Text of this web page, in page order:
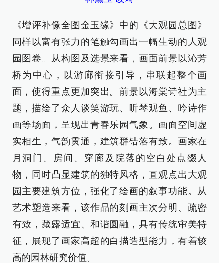
《增评补像全图金玉缘》中的《大观园总图》
同样以富有张力的笔触勾画出一幅生动的大观
园图卷。从构图及选景来看，画面前景以沁芳
桥为中心，以游廊衔接引导，串联起整个画
面，使得重点更加突出。前景以海棠诗社为主
题，描绘了众人谈笑游玩、听琴观鱼、吟诗作
画等场面，呈现出青春乐园气象。画面空间虚
实相生，气韵贯通，建筑群错落有致。画家在
月洞门、房间、穿廊及院落的空白处点缀人
物，同时凸显建筑的独特风格，直观点出大观
园主要建筑方位，强化了绘画的叙事功能。从
艺术塑造来看，该作品的刻画主次分明、疏密
有致，藏露适宜、和谐圆融，具有传统审美特
征，展现了画家高超的白描造型能力，有着较
高的园林研究价值。